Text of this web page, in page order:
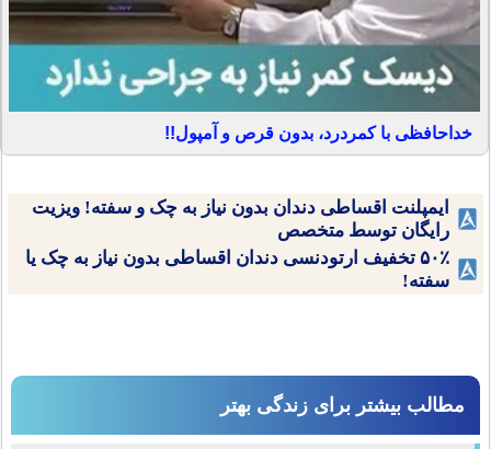
خداحافظی با کمردرد، بدون قرص و آمپول!!
ایمپلنت اقساطی دندان بدون نیاز به چک و سفته! ویزیت
رایگان توسط متخصص
۵۰٪ تخفیف ارتودنسی دندان اقساطی بدون نیاز به چک یا
سفته!
مطالب بیشتر برای زندگی بهتر